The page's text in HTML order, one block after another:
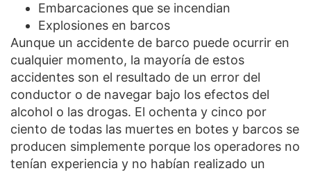
Embarcaciones que se incendian
Explosiones en barcos
Aunque un accidente de barco puede ocurrir en
cualquier momento, la mayoría de estos
accidentes son el resultado de un error del
conductor o de navegar bajo los efectos del
alcohol o las drogas. El ochenta y cinco por
ciento de todas las muertes en botes y barcos se
producen simplemente porque los operadores no
tenían experiencia y no habían realizado un